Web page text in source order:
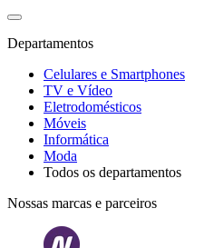
Departamentos
Celulares e Smartphones
TV e Vídeo
Eletrodomésticos
Móveis
Informática
Moda
Todos os departamentos
Nossas marcas e parceiros